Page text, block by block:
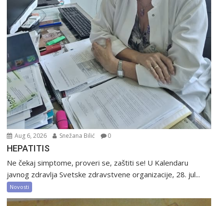
Aug 6, 2026 Snežana Bilić 0
HEPATITIS
Ne čekaj simptome, proveri se, zaštiti se! U Kalendaru
javnog zdravlja Svetske zdravstvene organizacije, 28. jul...
Novosti